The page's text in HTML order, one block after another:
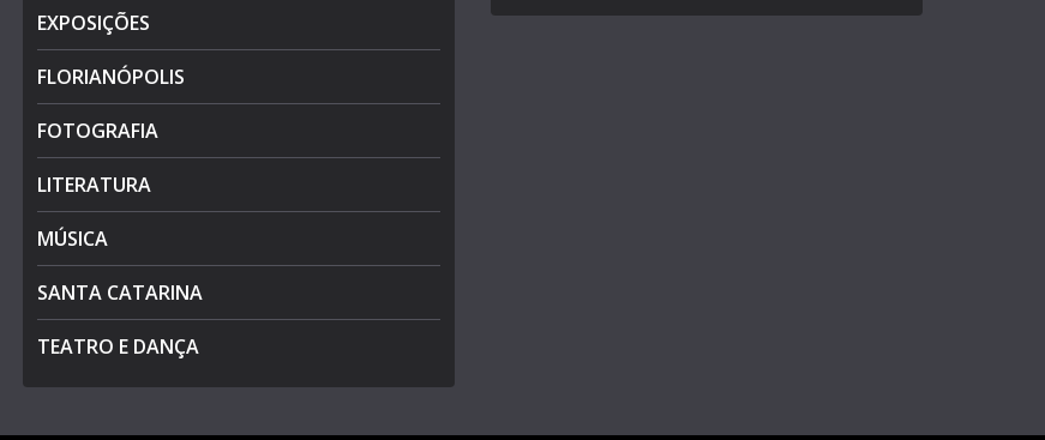
EXPOSIÇÕES
FLORIANÓPOLIS
FOTOGRAFIA
LITERATURA
MÚSICA
SANTA CATARINA
TEATRO E DANÇA